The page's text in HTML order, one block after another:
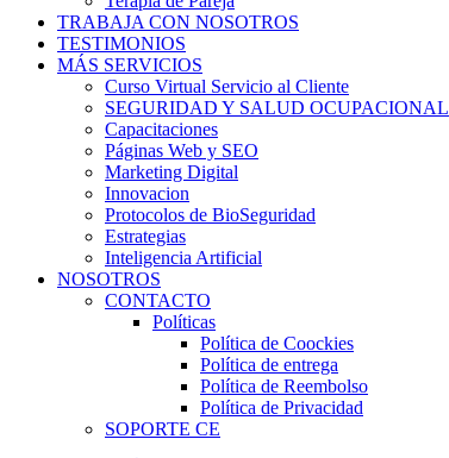
TRABAJA CON NOSOTROS
TESTIMONIOS
MÁS SERVICIOS
Curso Virtual Servicio al Cliente
SEGURIDAD Y SALUD OCUPACIONAL
Capacitaciones
Páginas Web y SEO
Marketing Digital
Innovacion
Protocolos de BioSeguridad
Estrategias
Inteligencia Artificial
NOSOTROS
CONTACTO
Políticas
Política de Coockies
Política de entrega
Política de Reembolso
Política de Privacidad
SOPORTE CE